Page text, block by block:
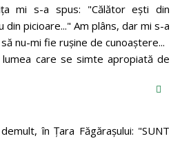
mi s-a spus: "Călător eşti din
din picioare..." Am plâns, dar mi s-a
nu-mi fie ruşine de cunoaştere...
care se simte apropiată de
în Ţara Făgăraşului: "SUNT